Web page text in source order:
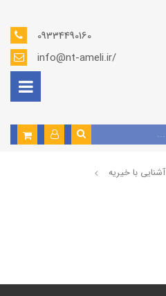
09334490160
info@nt-ameli.ir/
آشنایی با خیریه